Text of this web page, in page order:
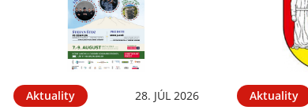
Aktuality 28. JÚL 2026 Aktuality